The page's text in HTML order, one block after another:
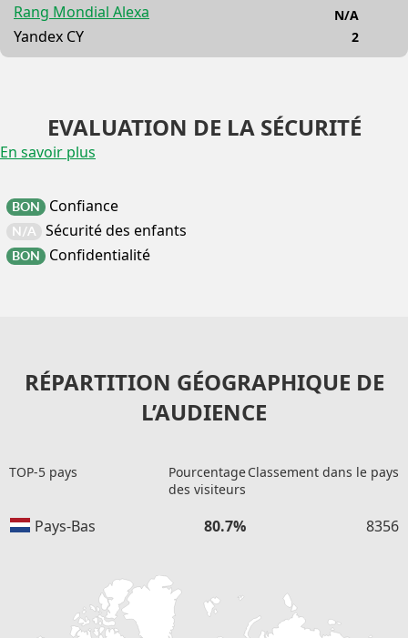
Rang Mondial Alexa
Yandex CY
N/A
2
EVALUATION DE LA SÉCURITÉ
En savoir plus
BON Confiance
N/A Sécurité des enfants
BON Confidentialité
RÉPARTITION GÉOGRAPHIQUE DE
L’AUDIENCE
TOP-5 pays
Pourcentage
des visiteurs
Classement dans le pays
Pays-Bas 80.7% 8356